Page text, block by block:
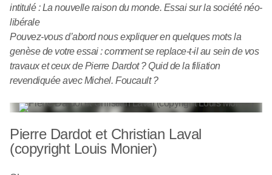
intitulé : La nouvelle raison du monde. Essai sur la société néo-
libérale
Pouvez-vous d’abord nous expliquer en quelques mots la
genèse de votre essai : comment se replace-t-il au sein de vos
travaux et ceux de Pierre Dardot ? Quid de la filiation
revendiquée avec Michel. Foucault ?
Pierre Dardot et Christian Laval
(copyright Louis Monier)